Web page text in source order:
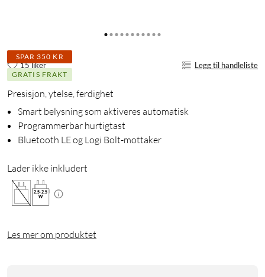
SPAR 350 KR
GRATIS FRAKT
15 liker Legg til handleliste
Presisjon, ytelse, ferdighet
Smart belysning som aktiveres automatisk
Programmerbar hurtigtast
Bluetooth LE og Logi Bolt-mottaker
Lader ikke inkludert
2.5-2.5
W
Les mer om produktet